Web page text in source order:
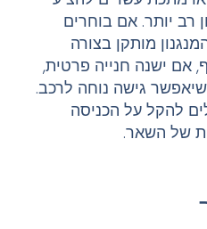
רב יותר. אם בוחרים
מותקן בצורה
אם ישנה חנייה פרטית,
גישה נוחה לרכב.
להקל על הכניסה
של השאר.